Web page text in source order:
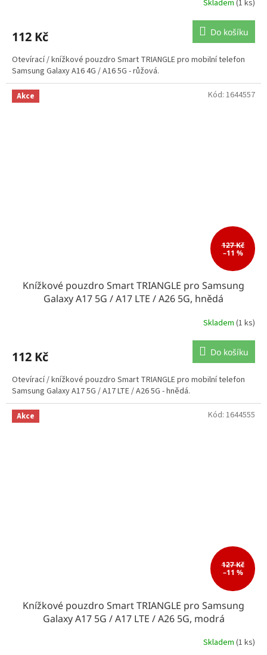
Skladem (1 ks)
112 Kč Do košíku
Otevírací / knížkové pouzdro Smart TRIANGLE pro mobilní telefon
Samsung Galaxy A16 4G / A16 5G - růžová.
Akce
127 Kč
–11 %
Knížkové pouzdro Smart TRIANGLE pro Samsung
Galaxy A17 5G / A17 LTE / A26 5G, hnědá
Skladem (1 ks)
112 Kč Do košíku
Otevírací / knížkové pouzdro Smart TRIANGLE pro mobilní telefon
Samsung Galaxy A17 5G / A17 LTE / A26 5G - hnědá.
Kód: 1644557
Akce
127 Kč
–11 %
Knížkové pouzdro Smart TRIANGLE pro Samsung
Galaxy A17 5G / A17 LTE / A26 5G, modrá
Skladem (1 ks)
Kód: 1644555